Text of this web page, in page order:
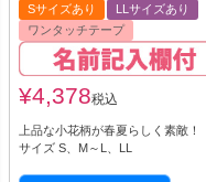
Sサイズあり
LLサイズあり
ワンタッチテープ
¥4,378税込
上品な小花柄が春夏らしく素敵！
サイズ S、M～L、LL